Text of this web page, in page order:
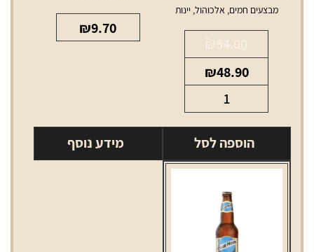
מבצעים חמים, אלכוהול,יינות
54.00
המחיר
המקורי
₪54.00.
₪48.90
הנוכחי
₪48.90.
של
יין
ג'אמל
הוספה לסל
₪9.70
מידע נוסף